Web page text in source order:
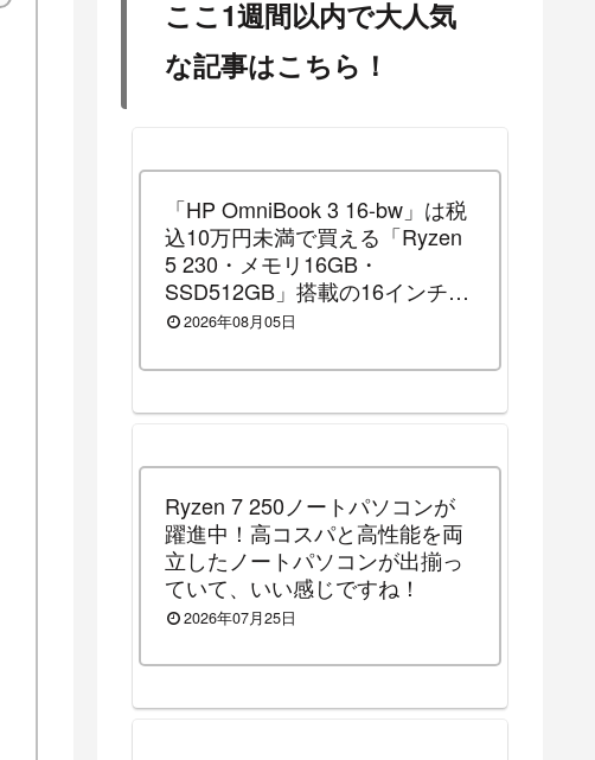
ここ1週間以内で大人気
な記事はこちら！
「HP OmniBook 3 16-bw」は税
込10万円未満で買える「Ryzen
5 230・メモリ16GB・
SSD512GB」搭載の16インチノ
ートパソコンです！（2026年8
ル中）
2026年08月05日
Ryzen 7 250ノートパソコンが
躍進中！高コスパと高性能を両
立したノートパソコンが出揃っ
ていて、いい感じですね！
2026年07月25日